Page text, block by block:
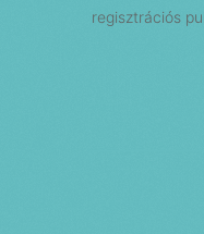
regisztrációs